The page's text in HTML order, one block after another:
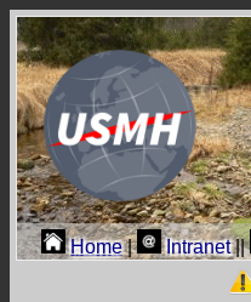
Home| Intranet||